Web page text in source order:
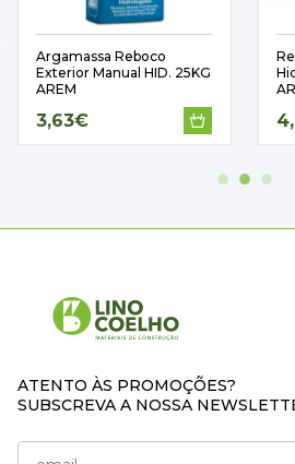
Reboco Exterior Proj
Hidrof. 25KG BRANCO
AREF-B
4,65€
ATENTO ÀS PROMOÇÕES?
SUBSCREVA A NOSSA